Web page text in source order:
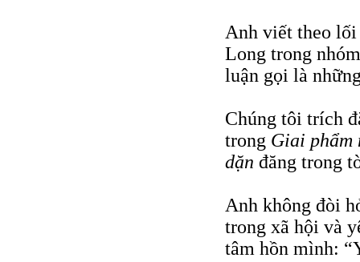
Anh viết theo
Long trong
luận gọi là
Chúng tôi trích
trong Giai phẩm
dặn đăng trong
Anh không đòi
trong xã hội và
tâm hồn mình: